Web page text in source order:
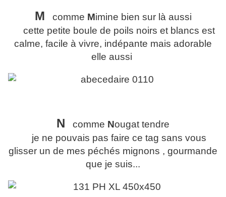
M comme Mimine bien sur là aussi
cette petite boule de poils noirs et blancs est
calme, facile à vivre, indépante mais adorable
elle aussi
N comme Nougat tendre
je ne pouvais pas faire ce tag sans vous
glisser un de mes péchés mignons , gourmande
que je suis...